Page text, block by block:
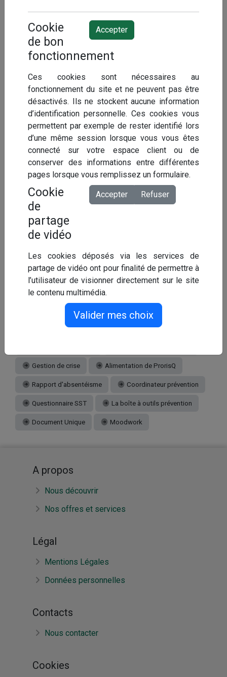
+
nombreuses demandes :
évènement déclaré (accident de service,
maladie professionnelle, ...), estimation de la
durée de l'arrêt et/ou des soins, date de
+ Un accompagnement complet :notre pôle
médical s'occupe de trouver un médecin
expert agréé du département, de rédiger la
mission d'expertise et de constituer le
dossier.
+
Une démarche administrative simplifiée :
nous réceptionnons et vous transmettons le
rapport et les conclusions médico-
de confidentialité (sans mention de
diagnostic).
Nos offres Gestion dématérialisée
Conseils statutaires Tiers-payant
Gestion des recours Contrôles médicaux
Gestion de crise Alimentation de ProrisQ
Rapport d'absentéisme Coordinateur prévention
Questionnaire SST La boîte à outils prévention
Document Unique Moodwork
A propos
Nous découvrir
Nos offres et services
Légal
Mentions Légales
Données personnelles
Contacts
Nous contacter
Cookies
Cookie
de bon
fonctionnement
Accepter
Ces cookies sont nécessaires au
fonctionnement du site et ne peuvent pas être
désactivés. Ils ne stockent aucune information
d’identification personnelle. Ces cookies vous
permettent par exemple de rester identifié lors
d’une même session lorsque vous vous êtes
connecté sur votre espace client ou de
conserver des informations entre différentes
pages lorsque vous remplissez un formulaire.
Cookie
de
partage
de vidéo
Accepter Refuser
Les cookies déposés via les services de
partage de vidéo ont pour finalité de permettre à
l’utilisateur de visionner directement sur le site
le contenu multimédia.
Valider mes choix